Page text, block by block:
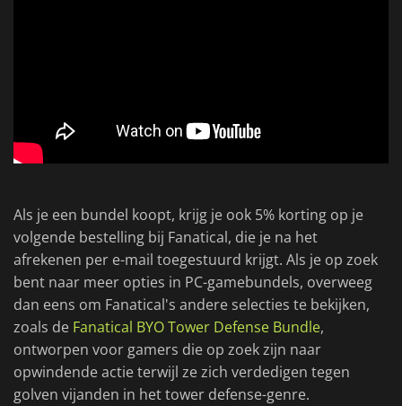
Als je een bundel koopt, krijg je ook 5% korting op je
volgende bestelling bij Fanatical, die je na het
afrekenen per e-mail toegestuurd krijgt. Als je op zoek
bent naar meer opties in PC-gamebundels, overweeg
dan eens om Fanatical's andere selecties te bekijken,
zoals de Fanatical BYO Tower Defense Bundle,
ontworpen voor gamers die op zoek zijn naar
opwindende actie terwijl ze zich verdedigen tegen
golven vijanden in het tower defense-genre.